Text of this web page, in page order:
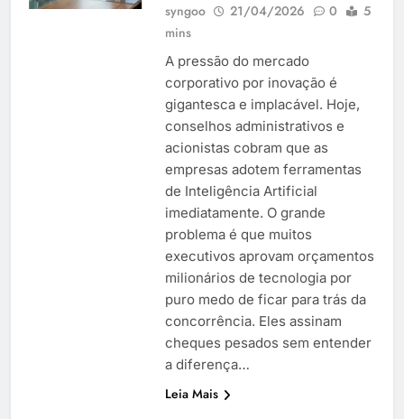
syngoo 21/04/2026 0
5
mins
A pressão do mercado
corporativo por inovação é
gigantesca e implacável. Hoje,
conselhos administrativos e
acionistas cobram que as
empresas adotem ferramentas
de Inteligência Artificial
imediatamente. O grande
problema é que muitos
executivos aprovam orçamentos
milionários de tecnologia por
puro medo de ficar para trás da
concorrência. Eles assinam
cheques pesados sem entender
a diferença…
Leia Mais